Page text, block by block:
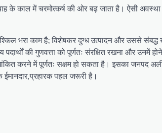
के काल में चरमोत्कर्ष की ओर बढ़ जाता है। ऐसी
मुश्किल भरा काम है; विशेषकर दुग्ध उत्पादन और उससे
की गुणवत्ता को पूर्णतः संरक्षित रखना और उनमें
करने में पूर्णतः सक्षम हो सकता है। इसका जनपद
पहल जरूरी है।